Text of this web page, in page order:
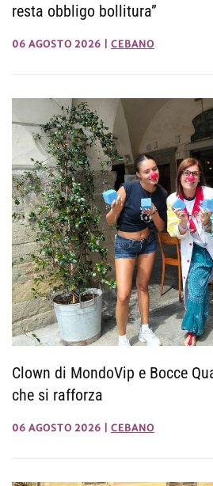
resta obbligo bollitura”
06 AGOSTO 2026 CEBANO
Clown di MondoVip e Bocce
che si rafforza
06 AGOSTO 2026 CEBANO